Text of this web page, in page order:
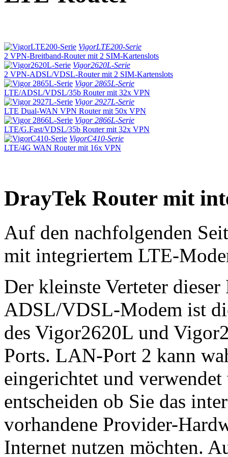
VigorLTE200-Serie
2 VPN-Breitband-Router mit 2 SIM-Kartenslots
Vigor2620L-Serie
2 VPN-ADSL/VDSL-Router mit 2 SIM-Kartenslots
Vigor 2865L-Serie
LTE/ADSL/VDSL/35b Router mit 32x VPN
Vigor 2927L-Serie
LTE Dual-WAN VPN Router mit 50x VPN
Vigor 2866L-Serie
LTE/G.Fast/VDSL/35b Router mit 32x VPN
VigorC410-Serie
LTE/4G WAN Router mit 16x VPN
DrayTek Router mit
Auf den nachfolgenden
mit integriertem LTE-
Der kleinste Verteter
ADSL/VDSL-Modem ist
des Vigor2620L und
Ports. LAN-Port 2 kann
eingerichtet und
entscheiden ob Sie das
vorhandene Provider-
Internet nutzen möchten.